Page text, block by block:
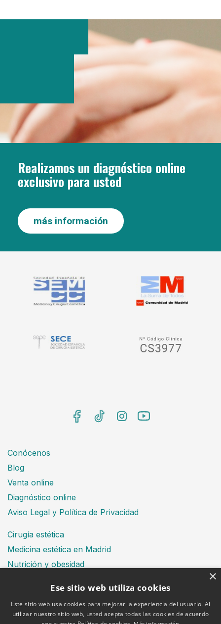
Realizamos un diagnóstico online
exclusivo para usted
más información
Conócenos
Blog
Venta online
Diagnóstico online
Aviso Legal y Política de Privacidad
Cirugía estética
Medicina estética en Madrid
Nutrición y obesidad
Financiación
×
Ese sitio web utiliza cookies
Este sitio web usa cookies para mejorar la experiencia del usuario. Al
utilizar nuestro sitio web, usted acepta todas las cookies de acuerdo